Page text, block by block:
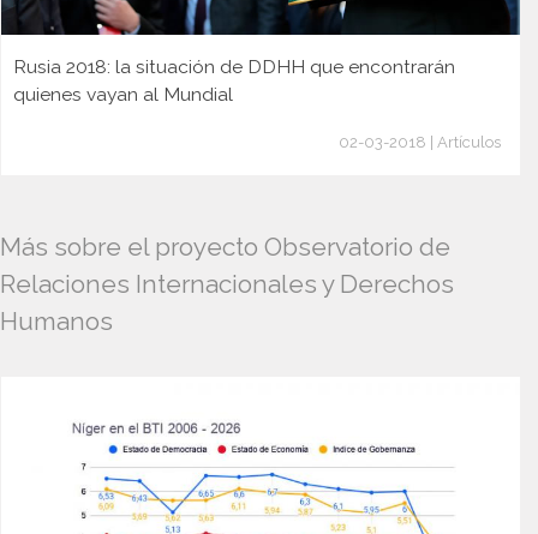
Rusia 2018: la situación de DDHH que encontrarán
quienes vayan al Mundial
02-03-2018 | Artículos
Más sobre el proyecto Observatorio de
Relaciones Internacionales y Derechos
Humanos